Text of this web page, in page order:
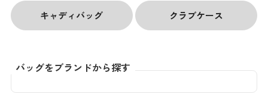
キャディバッグ クラブケース
バッグをブランドから探す